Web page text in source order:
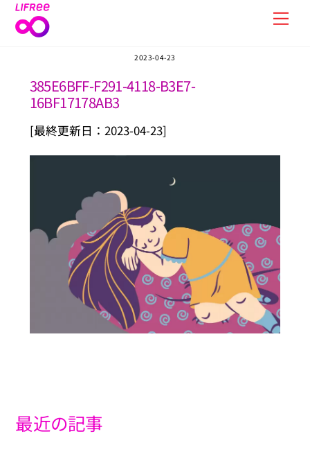
Skip
2023-04-23
385E6BFF-F291-4118-B3E7-
16BF17178AB3
[最終更新日：2023-04-23]
最近の記事